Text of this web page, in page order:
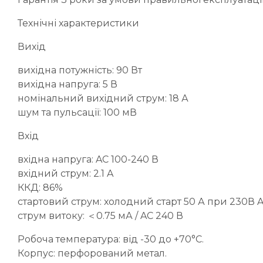
Технічні характеристики
Вихід
вихідна потужність: 90 Вт
вихідна напруга: 5 В
номінальний вихідний струм: 18 А
шум та пульсації: 100 мВ
Вхід
вхідна напруга: AC 100-240 В
вхідний струм: 2.1 A
ККД: 86%
стартовий струм: холодний старт 50 А при 230В
струм витоку: ＜0.75 мА / AC 240 В
Робоча температура: від -30 до +70°C.
Корпус: перфорований метал.